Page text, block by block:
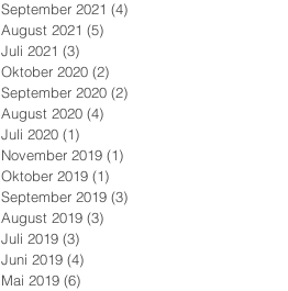
September 2021 (4)
August 2021 (5)
Juli 2021 (3)
Oktober 2020 (2)
September 2020 (2)
August 2020 (4)
Juli 2020 (1)
November 2019 (1)
Oktober 2019 (1)
September 2019 (3)
August 2019 (3)
Juli 2019 (3)
Juni 2019 (4)
Mai 2019 (6)